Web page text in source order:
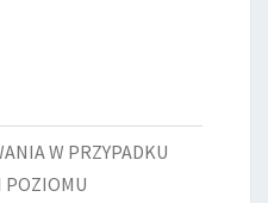
W PRZYPADKU
POZIOMU